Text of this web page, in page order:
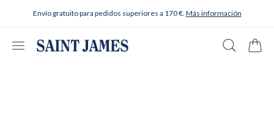
Envío gratuito para pedidos superiores a 170 €. Más información
Abrir menú